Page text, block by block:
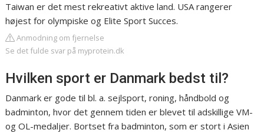
Taiwan er det mest rekreativt aktive land. USA rangerer
højest for olympiske og Elite Sport Succes.
Anmodning om fjernelse
Se det fulde svar på myprotein.dk
Hvilken sport er Danmark bedst til?
Danmark er gode til bl. a. sejlsport, roning, håndbold og
badminton, hvor det gennem tiden er blevet til adskillige VM-
og OL-medaljer. Bortset fra badminton, som er stort i Asien